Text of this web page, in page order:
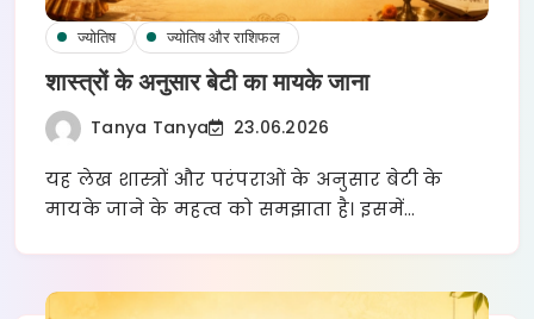
ज्योतिष ज्योतिष और राशिफल
शास्त्रों के अनुसार बेटी का मायके जाना
Tanya Tanya 23.06.2026
यह लेख शास्त्रों और परंपराओं के अनुसार बेटी के
मायके जाने के महत्व को समझाता है। इसमें…